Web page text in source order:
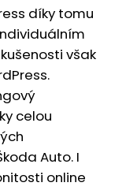
díky tomu
však
celou
Auto. I
online